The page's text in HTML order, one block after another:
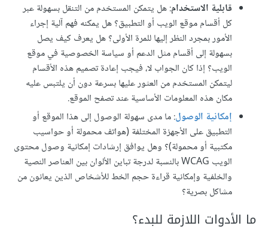
قابلية الاستخدام: هل يتمكن المستخدم من التنقل بسهولة عبر
كل أقسام موقع الويب أو التطبيق؟ هل يمكنه فهم آلية إجراء
الأمور بمجرد النظر إليها للمرة الأولى؟ هل يعرف كيف يصل
بسهولة إلى أقسام مثل الدعم أو سياسة الخصوصية في موقع
الويب؟ إذا كان الجواب لا، فيجب إعادة تصميم هذه الأقسام
ليتمكن المستخدم من العثور عليها بسرعة دون أن يلتبس عليه
مكان هذه المعلومات الأساسية عند تصفح الموقع.
إمكانية الوصول: ما مدى سهولة الوصول إلى هذا الموقع أو
التطبيق على الأجهزة المختلفة (هواتف محمولة أو حواسيب
مكتبية أو محمولة)؟ وهل يوافق إرشادات إمكانية وصول محتوى
الويب WCAG بالنسبة لدرجة تباين الألوان بين العناصر النصية
والخلفية وإمكانية قراءة حجم الخط للأشخاص الذين يعانون من
مشاكل بصرية؟
ما الأدوات اللازمة للبدء؟